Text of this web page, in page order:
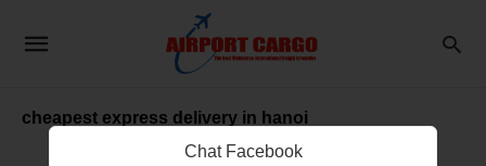
cheapest express delivery in hanoi
Chat Facebook